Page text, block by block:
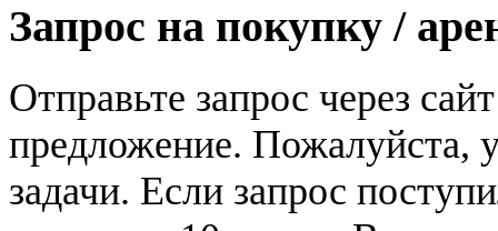
Запрос на покупку /
Отправьте запрос через
предложение. Пожалуйста,
задачи. Если запрос